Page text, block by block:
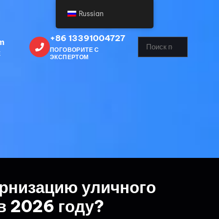
+86 13391004727
ПОГОВОРИТЕ С
ЭКСПЕРТОМ
уличного
2026 году?
Russian